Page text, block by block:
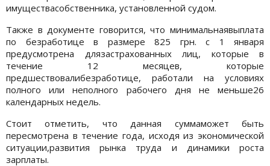
имуществасобственника, установленной судом.
Также в документе говорится, что минимальнаявыплата
по безработице в размере 825 грн. с 1 января
предусмотрена длязастрахованных лиц, которые в
течение 12 месяцев, которые
предшествовалибезработице, работали на условиях
полного или неполного рабочего дня не меньше26
календарных недель.
Стоит отметить, что данная суммаможет быть
пересмотрена в течение года, исходя из экономической
ситуации,развития рынка труда и динамики роста
зарплаты.